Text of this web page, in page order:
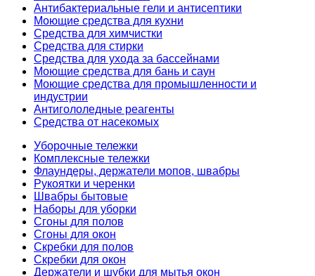
Антибактериальные гели и антисептики
Моющие средства для кухни
Средства для химчистки
Средства для стирки
Средства для ухода за бассейнами
Моющие средства для бань и саун
Моющие средства для промышленности и
индустрии
Антигололедные реагенты
Средства от насекомых
Уборочные тележки
Комплексные тележки
Флаундеры, держатели мопов, швабры
Рукоятки и черенки
Швабры бытовые
Наборы для уборки
Сгоны для полов
Сгоны для окон
Скребки для полов
Скребки для окон
Держатели и шубки для мытья окон